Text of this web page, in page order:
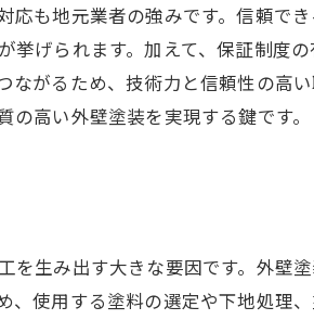
も地元業者の強みです。信頼で
げられます。加えて、保証制度
がるため、技術力と信頼性の高
高い外壁塗装を実現する鍵です。
生み出す大きな要因です。外壁
使用する塗料の選定や下地処理